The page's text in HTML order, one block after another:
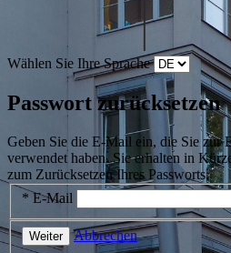
Wählen Sie Ihre Sprache
Passwort zurücksetzen
Geben Sie die E-Mail ein, die Sie zur
verwendet haben. Sie erhalten in
zum Zurücksetzen Ihres Passworts.
* E-Mail
Weiter
Abbrechen